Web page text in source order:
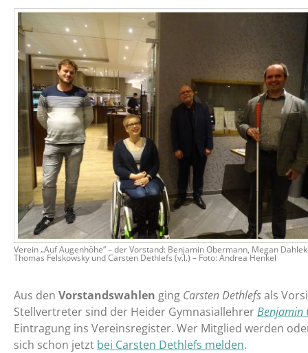
Verein „Auf Augenhöhe“ – der Vorstand: Benjamin Obermann, Megan
Thomas Felskowsky und Carsten Dethlefs (v.l.) – Foto: Andrea Henkel
Aus den Vorstandswahlen ging Carsten Dethlefsals
Stellvertreter sind der Heider GymnasiallehrerBenjamin
Eintragung ins Vereinsregister. Wer Mitglied werden
sich schon jetzt bei Carsten Dethlefs melden.